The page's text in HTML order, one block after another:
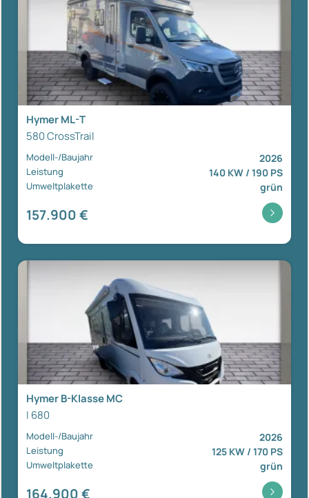
Hymer ML-T
580 CrossTrail
Modell-/Baujahr 2026
Leistung 140 KW / 190 PS
Umweltplakette grün
157.900 €
Hymer B-Klasse MC
I 680
Modell-/Baujahr 2026
Leistung 125 KW / 170 PS
Umweltplakette grün
164.900 €